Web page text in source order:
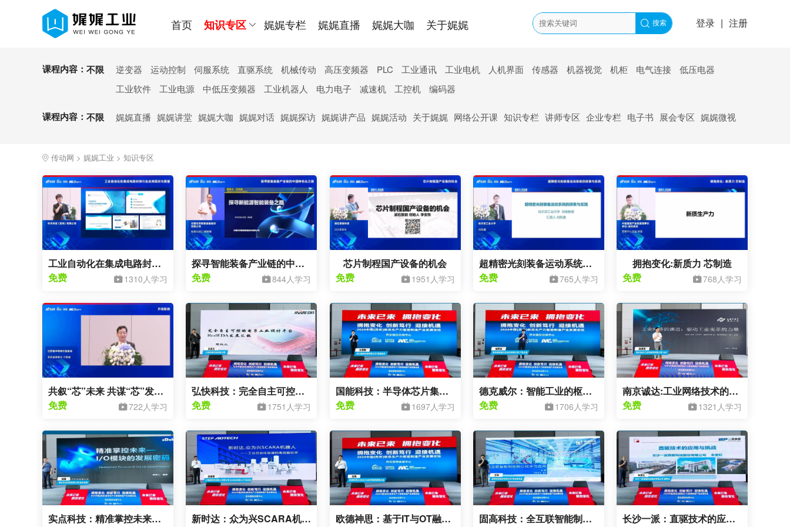
首页 知识专区
娓娓活动
娓娓讲堂
娓娓微视
企业专栏
展会专区
娓娓专栏 娓娓直播 娓娓大咖 关于娓娓 搜索 登录 | 注册
课程内容： 不限 逆变器 运动控制 伺服系统 直驱系统 机械传动 高压变频器 PLC 工业通讯 工业电机 人机界面 传感器 机器视觉 机柜 电气连接
低压电器
工业软件
工业电源 中低压变频器 工业机器人 电力电子 减速机 工控机 编码器
课程内容： 不限 娓娓直播 娓娓讲堂 娓娓大咖 娓娓对话 娓娓探访 娓娓讲产品 娓娓活动 关于娓娓 网络公开课 知识专栏 讲师专区 企业专栏 电子书 展会专区 娓娓微视
传动网 > 娓娓工业 > 知识专区
工业自动化在集成电路封测行业应用现状与展望
免费
1310人学习
探寻智能装备产业链的中国特色化之路
免费
844人学习
芯片制程国产设备的机会
免费
1951人学习
超精密光刻装备运动系统的探索与实践
免费
765人学习
拥抱变化:新质力 芯制造
免费
768人学习
共叙“芯”未来 共谋“芯”发展开场致辞
免费
722人学习
弘快科技：完全自主可控电子工业设计平台RedEDA发展汇报
免费
1751人学习
国能科技：半导体芯片集成电路封装胶产品解决方案
免费
1697人学习
德克威尔：智能工业的枢纽:远程IO技术革新与应用突破
免费
1706人学习
南京诚达:工业网络技术的演进:驱动工业变革的力量
免费
1321人学习
实点科技：精准掌控未来—I/O模块的发展密码
新时达：众为兴SCARA机器人：工业自动化领域的高效能伙伴
欧德神思：基于IT与OT融合创新的智能自动化
固高科技：全互联智能制造核心技术与应用
长沙一派：直驱技术的应用与挑战